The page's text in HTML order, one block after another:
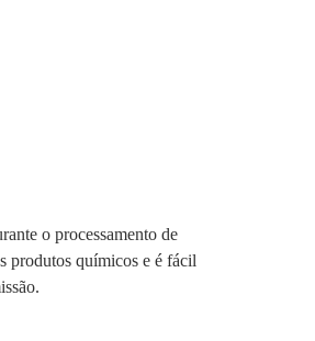
o processamento de
produtos químicos e é fácil